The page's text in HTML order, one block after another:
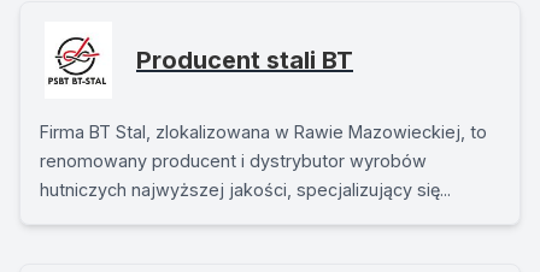
Producent stali BT
Firma BT Stal, zlokalizowana w Rawie Mazowieckiej, to
renomowany producent i dystrybutor wyrobów
hutniczych najwyższej jakości, specjalizujący się...